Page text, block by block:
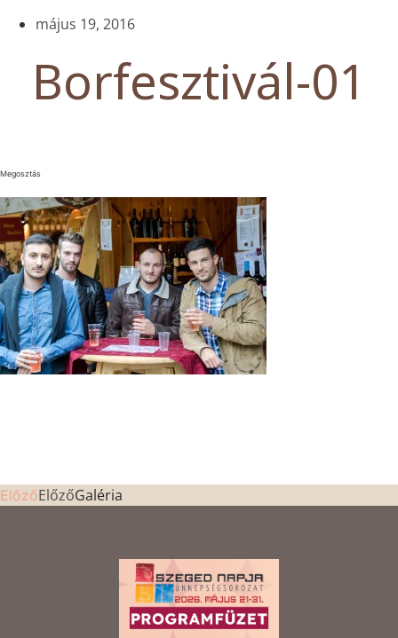
május 19, 2016
Borfesztivál-01
Megosztás
ElőzőElőzőGaléria